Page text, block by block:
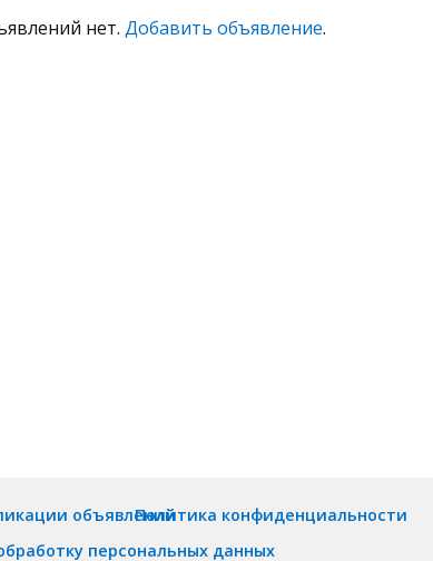
нет. Добавить объявление.
объявлений
персональных данных
Политика конфиденциальности